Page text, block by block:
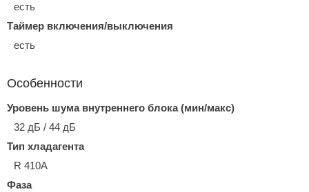
есть
Таймер включения/выключения
есть
Особенности
Уровень шума внутреннего блока (мин/макс)
32 дБ / 44 дБ
Тип хладагента
R 410A
Фаза